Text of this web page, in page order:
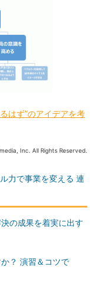
はず”のアイデアを考
Inc. All Rights Reserved.
力で事業を変える 連
の成果を着実に出す
？ 演習＆コツで